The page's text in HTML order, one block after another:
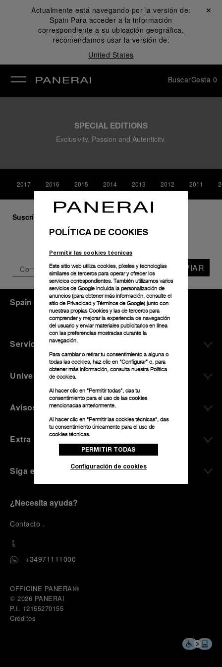
Actualmente está navegando por la versión de:
Spain Para acceder a la información
correspondiente a su ubicación geográfica,
recomendamos usar la versión de:
United States
Cerrar ✕
BuscarCesta 0
SPECIAL EDITIONS
Exclusivity, Passion and Autenticity.
2017 2016 2015 2014 2013 2012 2011
Suscríbase a nuestra newsletter
ENVIAR
Spain ( EUR €)- ES
Servicio Al Cliente
Universo De Panerai
Avisos Legales
Extra
Siga en contacto
¿Necesita ayuda?
Contacto .
+34971111000
OFFICINE PANERAI®
© 2026 PANERAI
P.I. 12155270155
Créditos
POLÍTICA DE COOKIES
Permitir las cookies técnicas
Este sitio web utiliza cookies, píxeles y tecnologías
similares de terceros para operar y ofrecer los
servicios correspondientes. También utilizamos varios
servicios de Google incluida la personalización de
anuncios (para obtener más información, consulte el
sitio de Privacidad y Términos de Google) junto con
nuestras propias Cookies y las de terceros para
comprender y mejorar la experiencia de navegación
del usuario y enviar materiales publicitarios en línea
con las preferencias mostradas durante la
navegación.
Para cambiar o retirar tu consentimiento a alguna o
todas las cookies, haz clic en "Configurar" o, para
obtener más información, consulta nuestra Política
de cookies.
Al hacer clic en "Permitir todas", das tu
consentimiento para el uso de las cookies
mencionadas anteriormente.
Al hacer clic en "Permitir las cookies técnicas", das
tu consentimiento únicamente para el uso de
cookies técnicas.
PERMITIR TODAS
Configuración de cookies